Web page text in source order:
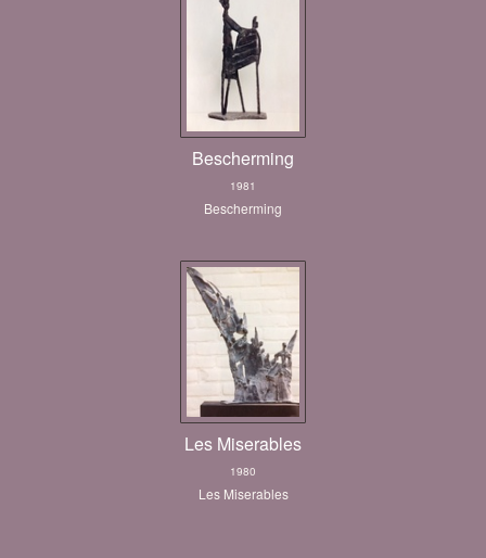
Bescherming
1981
Bescherming
Les Miserables
1980
Les Miserables